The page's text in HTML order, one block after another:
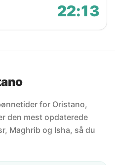
22:13
for Oristano,
den mest opdaterede
Maghrib og Isha, så du